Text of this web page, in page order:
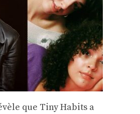
que Tiny Habits a